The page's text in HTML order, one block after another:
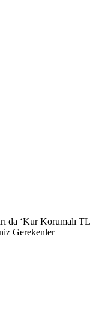
da ‘Kur Korumalı TL
Gerekenler